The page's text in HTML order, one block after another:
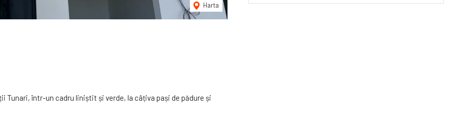
Harta
într-un cadru liniștit și verde, la câțiva pași de pădure și